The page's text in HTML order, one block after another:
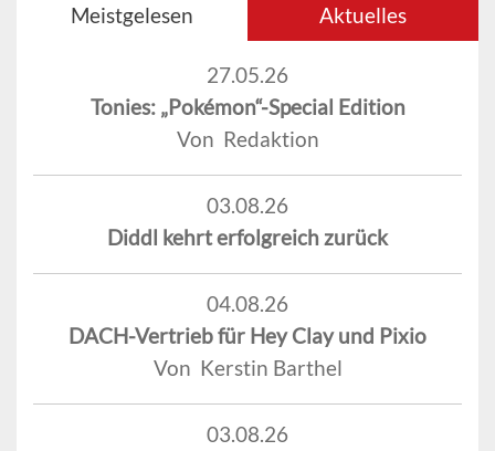
Meistgelesen Aktuelles
27.05.26
Tonies: „Pokémon“-Special Edition
Von Redaktion
03.08.26
Diddl kehrt erfolgreich zurück
04.08.26
DACH-Vertrieb für Hey Clay und Pixio
Von Kerstin Barthel
03.08.26